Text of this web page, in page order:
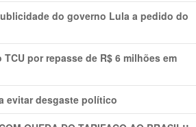
do governo Lula a pedido do
por repasse de R$ 6 milhões em
evitar desgaste político